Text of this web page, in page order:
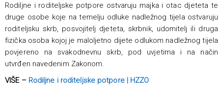
Rodiljne i roditeljske potpore ostvaruju majka i otac djeteta te
druge osobe koje na temelju odluke nadležnog tijela ostvaruju
roditeljsku skrb, posvojitelj djeteta, skrbnik, udomitelj ili druga
fizička osoba kojoj je maloljetno dijete odlukom nadležnog tijela
povjereno na svakodnevnu skrb, pod uvjetima i na način
utvrđen navedenim Zakonom.
VIŠE – Rodiljne i roditeljske potpore | HZZO